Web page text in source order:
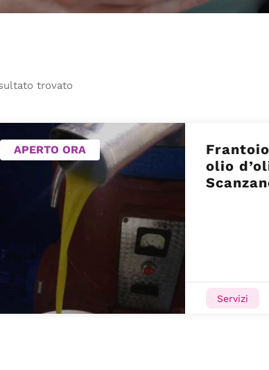
trovato
APERTO ORA
olio
Servizi